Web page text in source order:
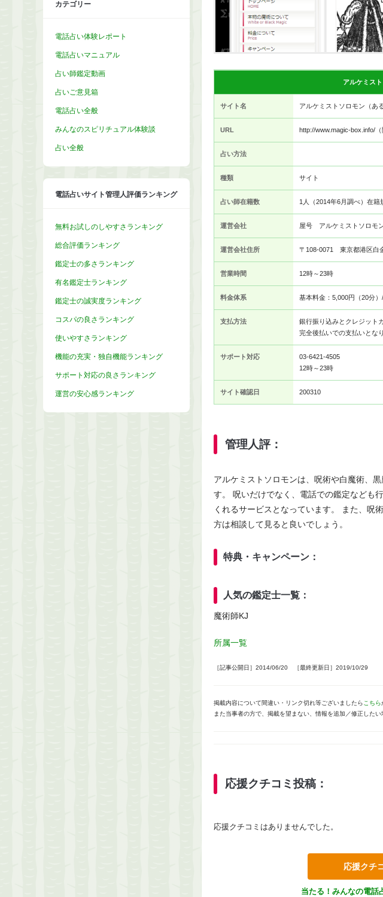
アルケミス
サイト名 アルケミストソロモン（あ
URL http://www.magic-box.info/（
占い方法
種類 サイト
占い師在籍数 1人（2014年6月調べ）在籍
運営会社 屋号 アルケミストソロ
運営会社住所 〒108-0071 東京都港区白
営業時間 12時～23時
料金体系 基本料金：5,000円（20分
支払方法
銀行振り込みとクレジット
完全後払いでの支払いとな
サポート対応
03-6421-4505
12時～23時
サイト確認日 200310
管理人評：
アルケミストソロモンは、呪術や白魔術、
す。 呪いだけでなく、電話での鑑定なども
くれるサービスとなっています。 また、呪
方は相談して見ると良いでしょう。
特典・キャンペーン：
人気の鑑定士一覧：
魔術師KJ
所属一覧
［記事公開日］2014/06/20 ［最終更新日］2019/10/29
掲載内容について間違い・リンク切れ等ございましたら こちら
また当事者の方で、掲載を望まない、情報を追加／修正した
応援クチコミ投稿：
応援クチコミはありませんでした。
応援クチ
当たる！みんなの電話
カテゴリー
電話占い体験レポート
電話占いマニュアル
占い師鑑定動画
占いご意見箱
電話占い全般
みんなのスピリチュアル体験談
占い全般
電話占いサイト管理人評価ランキング
無料お試しのしやすさランキング
総合評価ランキング
鑑定士の多さランキング
有名鑑定士ランキング
鑑定士の誠実度ランキング
コスパの良さランキング
使いやすさランキング
機能の充実・独自機能ランキング
サポート対応の良さランキング
運営の安心感ランキング